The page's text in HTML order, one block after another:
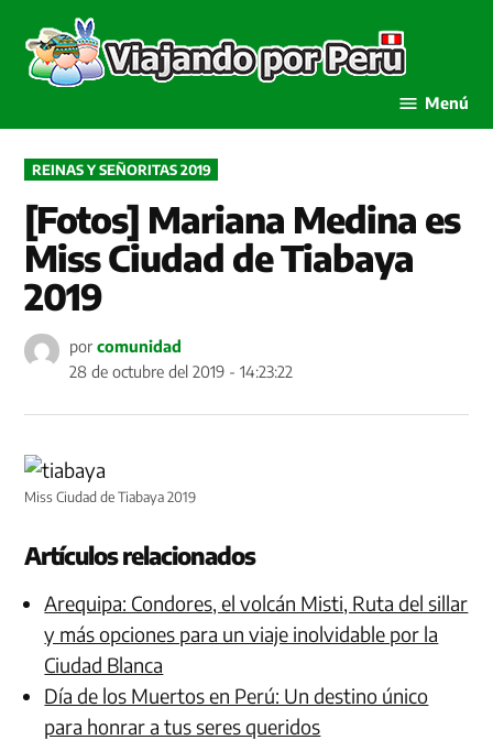
contenido
por
Menú
PUBLICADO
EN
REINAS Y SEÑORITAS 2019
[Fotos] Mariana Medina es
Miss Ciudad de Tiabaya
2019
por comunidad
28 de octubre del 2019 - 14:23:22
Miss Ciudad de Tiabaya 2019
Artículos relacionados
Arequipa: Condores, el volcán Misti, Ruta del sillar
y más opciones para un viaje inolvidable por la
Ciudad Blanca
Día de los Muertos en Perú: Un destino único
para honrar a tus seres queridos